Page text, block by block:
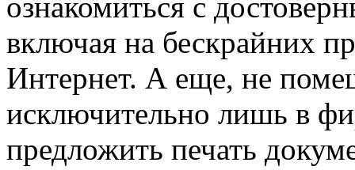
включая на бескрайних
Интернет. А еще, не
исключительно лишь в
предложить печать